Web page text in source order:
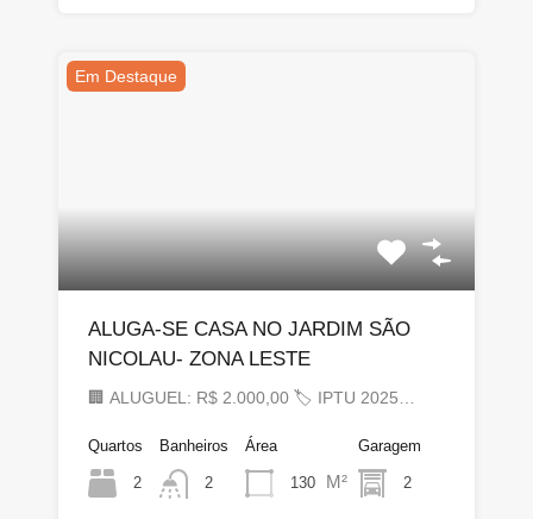
Em Destaque
ALUGA-SE CASA NO JARDIM SÃO
NICOLAU- ZONA LESTE
🏢 ALUGUEL: R$ 2.000,00 🏷 IPTU 2025…
Quartos
2
Banheiros
2
Área
130 M²
Garagem
2